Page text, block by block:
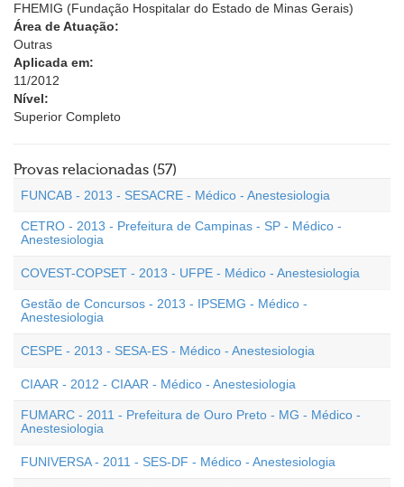
FHEMIG (Fundação Hospitalar do Estado de Minas Gerais)
Área de Atuação:
Outras
Aplicada em:
11/2012
Nível:
Superior Completo
Provas relacionadas (57)
FUNCAB - 2013 - SESACRE - Médico - Anestesiologia
CETRO - 2013 - Prefeitura de Campinas - SP - Médico -
Anestesiologia
COVEST-COPSET - 2013 - UFPE - Médico - Anestesiologia
Gestão de Concursos - 2013 - IPSEMG - Médico -
Anestesiologia
CESPE - 2013 - SESA-ES - Médico - Anestesiologia
CIAAR - 2012 - CIAAR - Médico - Anestesiologia
FUMARC - 2011 - Prefeitura de Ouro Preto - MG - Médico -
Anestesiologia
FUNIVERSA - 2011 - SES-DF - Médico - Anestesiologia